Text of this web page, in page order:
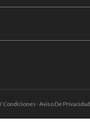
· Aviso De Privacidad